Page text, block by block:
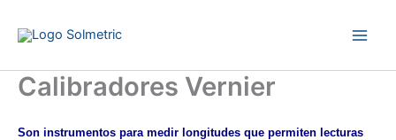
Calibradores Vernier
Son instrumentos para medir longitudes que permiten lecturas